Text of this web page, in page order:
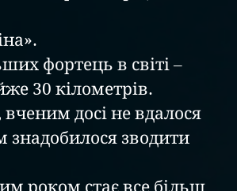
30 кілометрів.
досі не вдалося
знадобилося зводити